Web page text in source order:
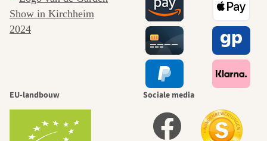
EU-landbouw Sociale media